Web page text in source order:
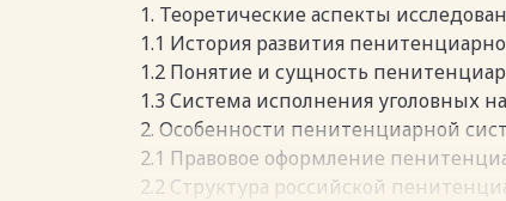
1. Теоретические аспекты
1.1 История развития
1.2 Понятие и сущность
1.3 Система исполнения уголовных
2. Особенности пенитенциарной
2.1 Правовое оформление
2.2 Структура российской